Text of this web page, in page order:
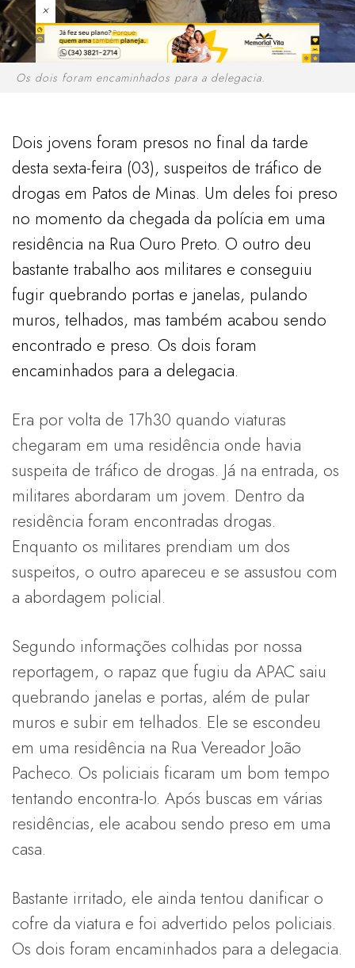
×
Os dois foram encaminhados para a delegacia.
Dois jovens foram presos no final da tarde
desta sexta-feira (03), suspeitos de tráfico de
drogas em Patos de Minas. Um deles foi preso
no momento da chegada da polícia em uma
residência na Rua Ouro Preto. O outro deu
bastante trabalho aos militares e conseguiu
fugir quebrando portas e janelas, pulando
muros, telhados, mas também acabou sendo
encontrado e preso. Os dois foram
encaminhados para a delegacia.
Era por volta de 17h30 quando viaturas
chegaram em uma residência onde havia
suspeita de tráfico de drogas. Já na entrada, os
militares abordaram um jovem. Dentro da
residência foram encontradas drogas.
Enquanto os militares prendiam um dos
suspeitos, o outro apareceu e se assustou com
a abordagem policial.
Segundo informações colhidas por nossa
reportagem, o rapaz que fugiu da APAC saiu
quebrando janelas e portas, além de pular
muros e subir em telhados. Ele se escondeu
em uma residência na Rua Vereador João
Pacheco. Os policiais ficaram um bom tempo
tentando encontra-lo. Após buscas em várias
residências, ele acabou sendo preso em uma
casa.
Bastante irritado, ele ainda tentou danificar o
cofre da viatura e foi advertido pelos policiais.
Os dois foram encaminhados para a delegacia.